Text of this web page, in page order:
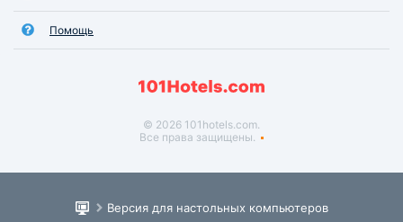
Помощь
© 2026 101hotels.com.
Все права защищены.
Версия для настольных компьютеров